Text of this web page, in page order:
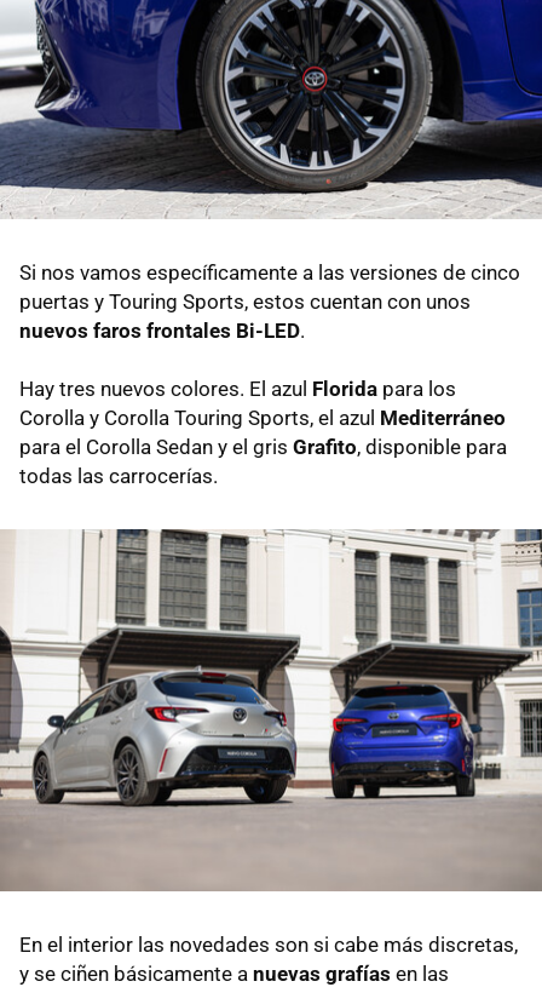
Si nos vamos específicamente a las versiones de cinco
puertas y Touring Sports, estos cuentan con unos
nuevos faros frontales Bi-LED.
Hay tres nuevos colores. El azul Florida para los
Corolla y Corolla Touring Sports, el azul Mediterráneo
para el Corolla Sedan y el gris Grafito, disponible para
todas las carrocerías.
En el interior las novedades son si cabe más discretas,
y se ciñen básicamente a nuevas grafías en las